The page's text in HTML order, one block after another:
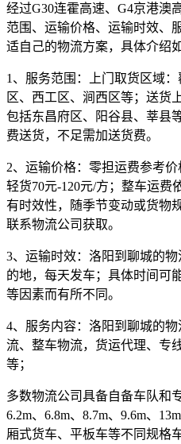
经过G30连霍高速、G4京港澳
范围、运输价格、运输时效、
适自己的物流方案，具体介绍如
1、服务范围：
上门取货区域
区、西工区、涧西区等；送货
包括东昌府区、阳谷县、莘县
费送货，不足需加送货费。
2、运输价格： 零担运费参考价
轻货70元-120元/方 ；整车运费
有时效性，随季节变动或货物
联系物流公司获取。
3、运输时效： 洛阳到聊城的
的地，每天发车；具体时间可
等因素而有所不同。
4、服务内容： 洛阳到聊城的
流、整车物流，货运代理、专
等；
多数物流公司具备自备车队和
6.2m、6.8m、8.7m、9.6m、
厢式货车、平板车等不同规格车